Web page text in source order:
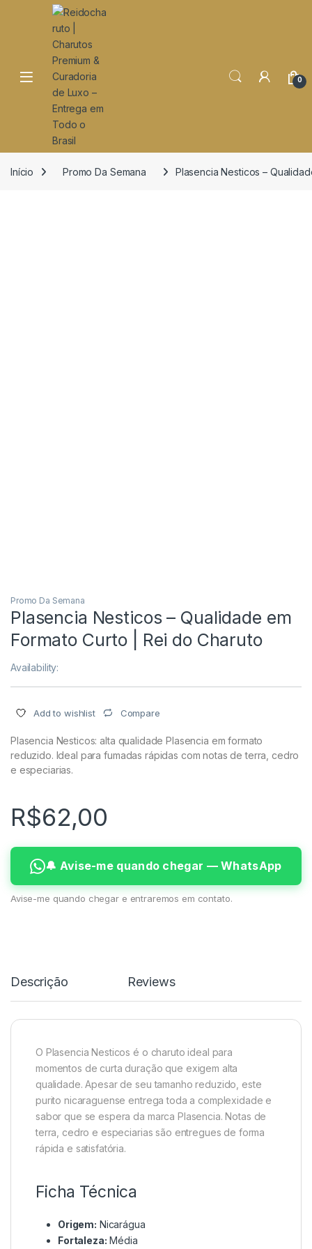
Open 0
Início Promo Da Semana Plasencia Nesticos –
Promo Da Semana
Plasencia Nesticos – Qualidade em
Formato Curto | Rei do Charuto
Availability:
Add to wishlist Compare
Plasencia Nesticos: alta qualidade Plasencia em formato
reduzido. Ideal para fumadas rápidas com notas de terra, cedro
e especiarias.
R$62,00
🔔 Avise-me quando chegar — WhatsApp
Avise-me quando chegar e entraremos em contato.
Descrição Reviews
O Plasencia Nesticos é o charuto ideal para
momentos de curta duração que exigem alta
qualidade. Apesar de seu tamanho reduzido, este
purito nicaraguense entrega toda a complexidade e
sabor que se espera da marca Plasencia. Notas de
terra, cedro e especiarias são entregues de forma
rápida e satisfatória.
Ficha Técnica
Origem: Nicarágua
Fortaleza: Média